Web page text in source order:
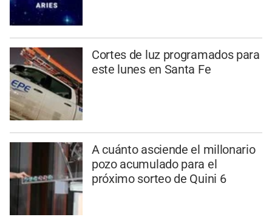
Cortes de luz programados para
este lunes en Santa Fe
A cuánto asciende el millonario
pozo acumulado para el
próximo sorteo de Quini 6